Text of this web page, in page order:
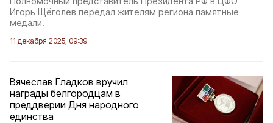
Игорь Щёголев передал жителям региона памятные
медали.
11 декабря 2025, 09:39
Вячеслав Гладков вручил
награды белгородцам в
преддверии Дня народного
единства